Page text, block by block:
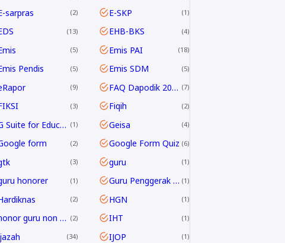
sarpras 2 E-SKP 1
13 EHB-BKS 4
5 Emis PAI 18
Pendis 5 Emis SDM 5
9 FAQ Dapodik 2019.c 7
3 Fiqih 2
G Suite for Education 1 Geisa 4
form 2 Google Form Quiz 6
3 guru 1
honorer 1 Guru Penggerak GPAI 1
2 HGN 1
honor guru non ASN 2 IHT 1
34 IJOP 1